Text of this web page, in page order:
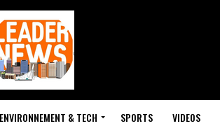
ENVIRONNEMENT & TECH SPORTS VIDEOS